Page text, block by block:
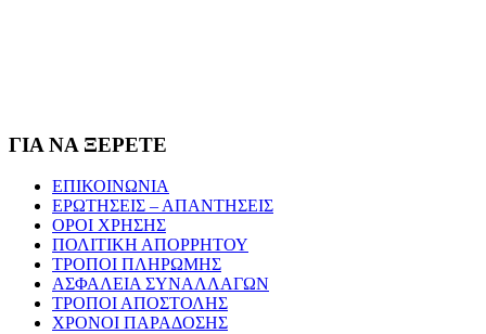
ΓΙΑ ΝΑ ΞΕΡΕΤΕ
ΕΠΙΚΟΙΝΩΝΙΑ
ΕΡΩΤΗΣΕΙΣ – ΑΠΑΝΤΗΣΕΙΣ
ΟΡΟΙ ΧΡΗΣΗΣ
ΠΟΛΙΤΙΚΗ ΑΠΟΡΡΗΤΟΥ
ΤΡΟΠΟΙ ΠΛΗΡΩΜΗΣ
ΑΣΦΑΛΕΙΑ ΣΥΝΑΛΛΑΓΩΝ
ΤΡΟΠΟΙ ΑΠΟΣΤΟΛΗΣ
ΧΡΟΝΟΙ ΠΑΡΑΔΟΣΗΣ